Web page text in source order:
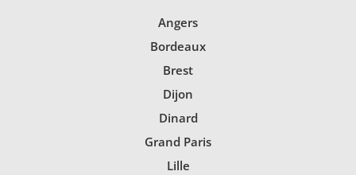
Angers
Bordeaux
Brest
Dijon
Dinard
Grand Paris
Lille